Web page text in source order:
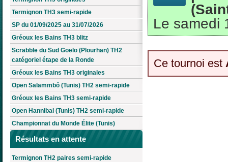
Termignon TH3 semi-rapide
SP du 01/09/2025 au 31/07/2026
Gréoux les Bains TH3 blitz
Scrabble du Sud Goëlo (Plourhan) TH2
catégoriel étape de la Ronde
Gréoux les Bains TH3 originales
Open Salammbô (Tunis) TH2 semi-rapide
Gréoux les Bains TH3 semi-rapide
Open Hannibal (Tunis) TH2 semi-rapide
Championnat du Monde Élite (Tunis)
Résultats en attente
Termignon TH2 paires semi-rapide
Le samedi
Ce tournoi est